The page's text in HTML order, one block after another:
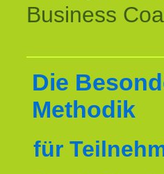
Business
Die
Methodik
für